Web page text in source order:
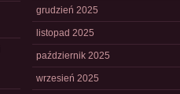
grudzień 2025
listopad 2025
październik 2025
wrzesień 2025